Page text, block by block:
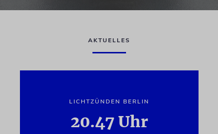
AKTUELLES
LICHTZÜNDEN BERLIN
20.47 Uhr